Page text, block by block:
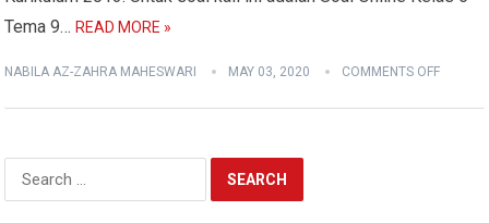
Tema 9…READ MORE »
NABILA AZ-ZAHRA MAHESWARI MAY 03, 2020 COMMENTS OFF
Search